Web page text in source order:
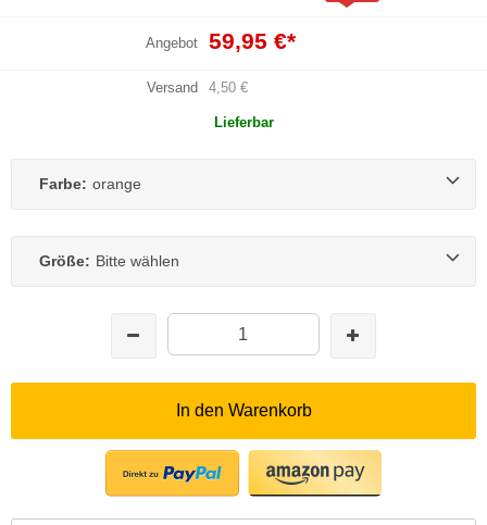
Angebot 59,95 €*
Versand 4,50 €
Lieferbar
Farbe: orange
Größe: Bitte wählen
In den Warenkorb